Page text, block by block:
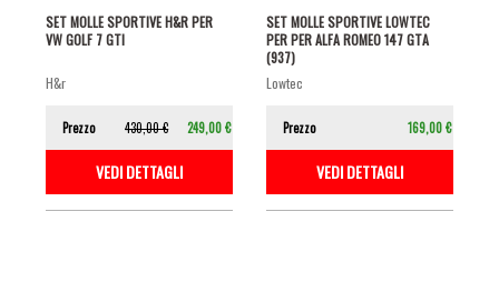
SET MOLLE SPORTIVE H&R PER
VW GOLF 7 GTI
h&r
Prezzo 430,00 € 249,00 €
VEDI DETTAGLI
SET MOLLE SPORTIVE LOWTEC
PER PER ALFA ROMEO 147 GTA
(937)
lowtec
Prezzo 169,00 €
VEDI DETTAGLI